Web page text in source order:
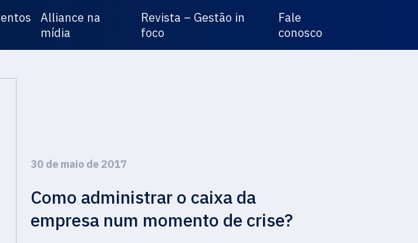
Alliance na
mídia
Revista – Gestão in
foco
Fale
conosco
30 de maio de 2017
Como administrar o caixa da
empresa num momento de crise?